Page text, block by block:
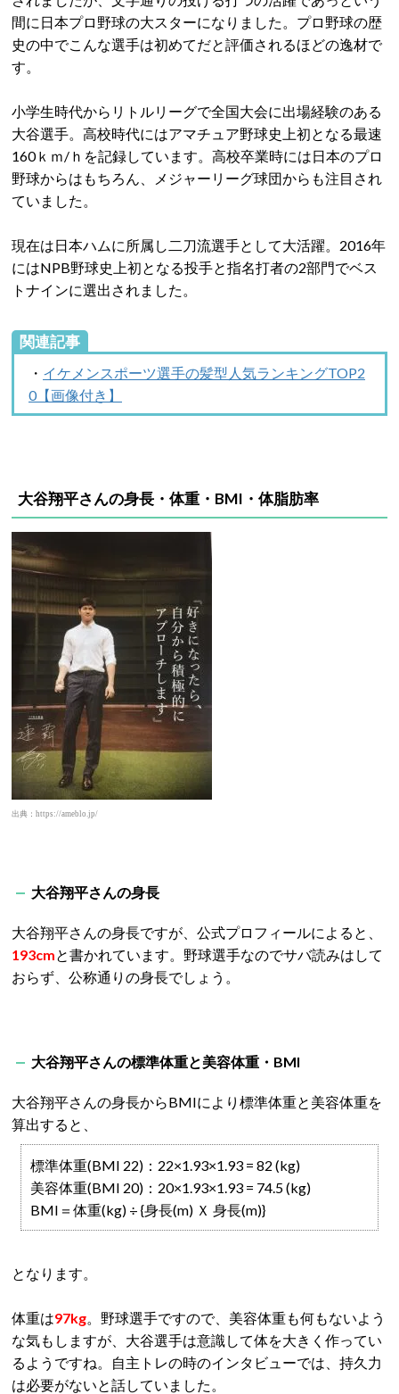
間に日本プロ野球の大スターになりました。プロ野球の歴
史の中でこんな選手は初めてだと評価されるほどの逸材で
す。
小学生時代からリトルリーグで全国大会に出場経験のある
大谷選手。高校時代にはアマチュア野球史上初となる最速
160ｋｍ/ｈを記録しています。高校卒業時には日本のプロ
野球からはもちろん、メジャーリーグ球団からも注目され
ていました。
現在は日本ハムに所属し二刀流選手として大活躍。2016年
にはNPB野球史上初となる投手と指名打者の2部門でベス
トナインに選出されました。
関連記事
・ イケメンスポーツ選手の髪型人気ランキングTOP2
0【画像付き】
大谷翔平さんの身長・体重・BMI・体脂肪率
出典：https://ameblo.jp/
大谷翔平さんの身長
大谷翔平さんの身長ですが、公式プロフィールによると、
193cmと書かれています。野球選手なのでサバ読みはして
おらず、公称通りの身長でしょう。
大谷翔平さんの標準体重と美容体重・BMI
大谷翔平さんの身長からBMIにより標準体重と美容体重を
算出すると、
標準体重(BMI 22)：22×1.93×1.93 = 82 (kg)
美容体重(BMI 20)：20×1.93×1.93 = 74.5 (kg)
BMI＝体重(kg) ÷ {身長(m) Ｘ 身長(m)}
となります。
体重は97kg。 野球選手ですので、美容体重も何もないよう
な気もしますが、大谷選手は意識して体を大きく作ってい
るようですね。自主トレの時のインタビューでは、持久力
は必要がないと話していました。